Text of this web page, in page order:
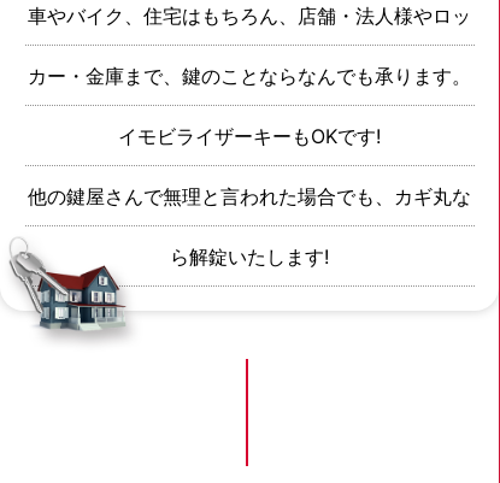
車やバイク、住宅はもちろん、店舗・法人様やロッ
カー・金庫まで、鍵のことならなんでも承ります。
イモビライザーキーもOKです!
他の鍵屋さんで無理と言われた場合でも、カギ丸な
ら解錠いたします!